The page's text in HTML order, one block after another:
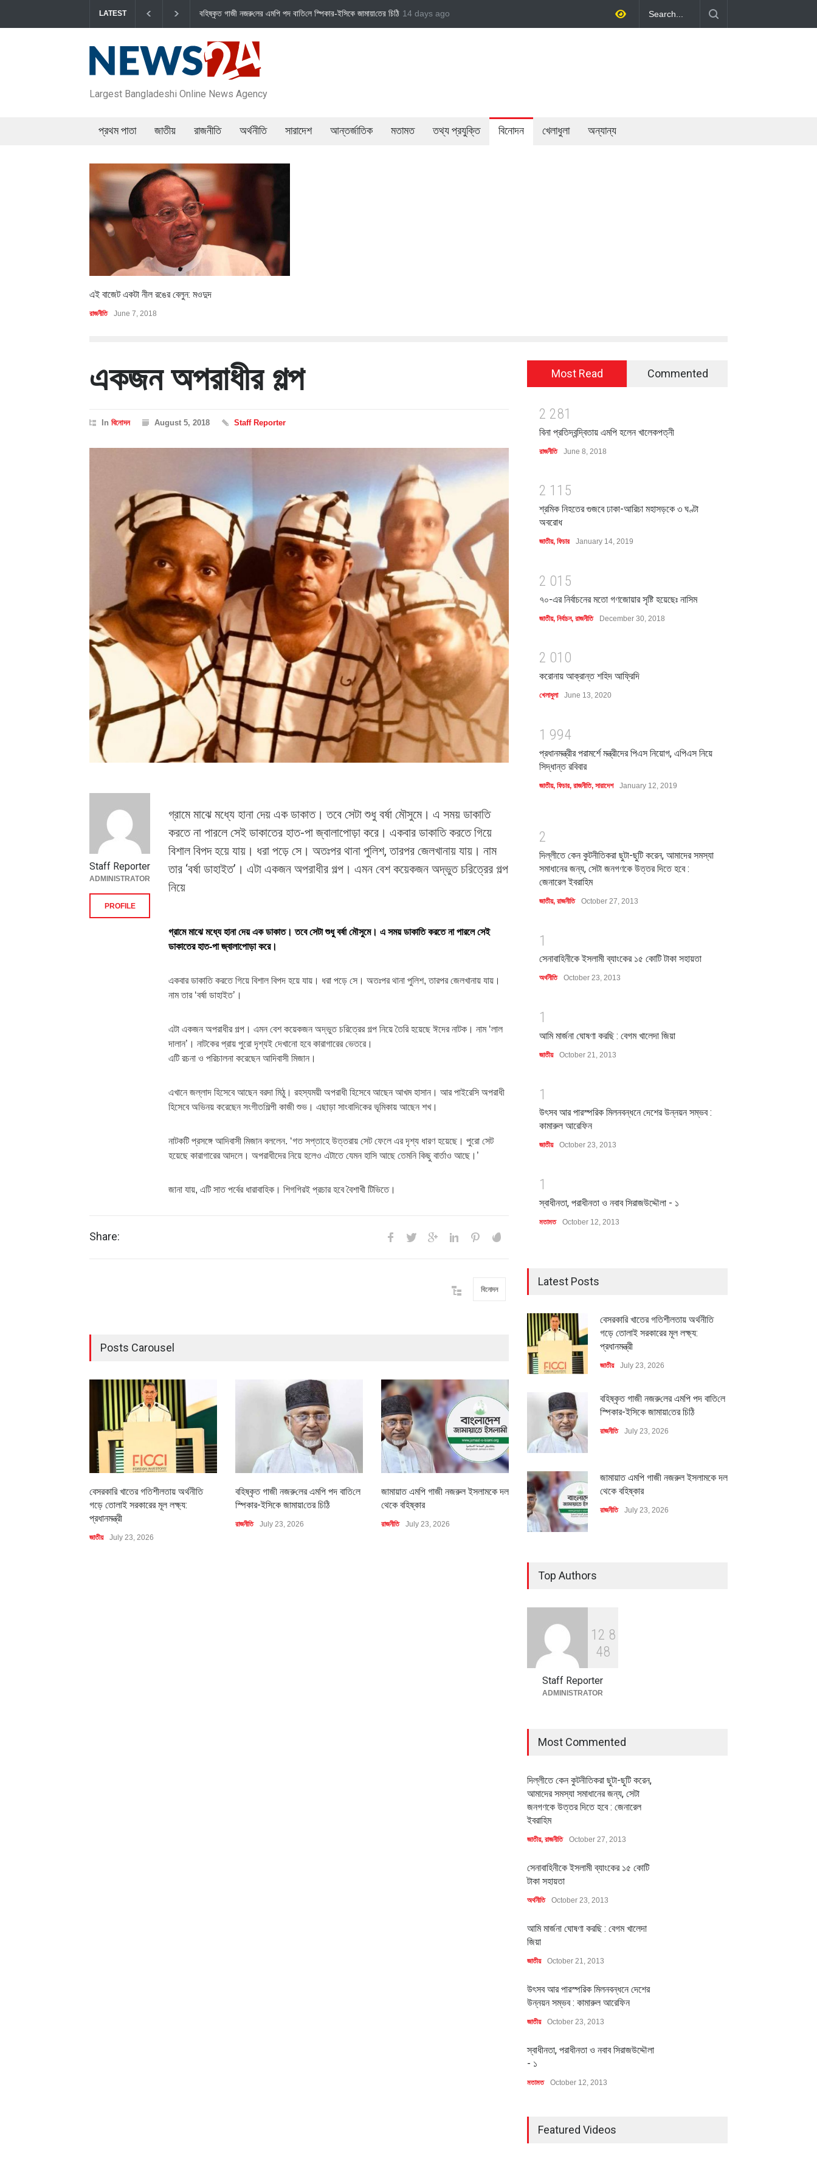
LATEST
বহিষ্কৃত গাজী নজরু‌লের এম‌পি পদ বা‌তি‌লে স্পিকার-ইসিকে জামায়া‌তের চি‌ঠি জামায়াত এমপি গাজী নজরুল ইসলামকে দল থেকে বহিষ্কার বেসরকারি খাতের গতিশীলতায় অর্থনীতি গড়ে তোলাই সরকারের মূল লক্ষ্য: প্রধানমন্ত্রী
14 days ago
Largest Bangladeshi Online News Agency
প্রথম পাতা জাতীয় রাজনীতি অর্থনীতি সারাদেশ আন্তর্জাতিক মতামত তথ্য প্রযুক্তি বিনোদন খেলাধুলা অন্যান্য
এই বাজেট একটা নীল রঙের বেলুন: মওদুদ
রাজনীতি June 7, 2018
একজন অপরাধীর গল্প
In বিনোদন August 5, 2018 Staff Reporter
গ্রামে মাঝে মধ্যে হানা দেয় এক ডাকাত। তবে সেটা শুধু বর্ষা মৌসুমে। এ সময় ডাকাতি
করতে না পারলে সেই ডাকাতের হাত-পা জ্বালাপোড়া করে। একবার ডাকাতি করতে গিয়ে
বিশাল বিপদ হয়ে যায়। ধরা পড়ে সে। অতঃপর থানা পুলিশ, তারপর জেলখানায় যায়। নাম
তার ‘বর্ষা ডাহাইত’। এটা একজন অপরাধীর গল্প। এমন বেশ কয়েকজন অদ্ভুত চরিত্রের গল্প
নিয়ে
গ্রামে মাঝে মধ্যে হানা দেয় এক ডাকাত। তবে সেটা শুধু বর্ষা মৌসুমে। এ সময় ডাকাতি করতে না পারলে সেই
ডাকাতের হাত-পা জ্বালাপোড়া করে।
একবার ডাকাতি করতে গিয়ে বিশাল বিপদ হয়ে যায়। ধরা পড়ে সে। অতঃপর থানা পুলিশ, তারপর জেলখানায় যায়।
নাম তার ‘বর্ষা ডাহাইত’।
এটা একজন অপরাধীর গল্প। এমন বেশ কয়েকজন অদ্ভুত চরিত্রের গল্প নিয়ে তৈরি হয়েছে ঈদের নাটক। নাম ‘লাল
দালান’। নাটকের প্রায় পুরো দৃশ্যই দেখানো হবে কারাগারের ভেতরে।
এটি রচনা ও পরিচালনা করেছেন আদিবাসী মিজান।
এখানে জল্লাদ হিসেবে আছেন বরদা মিঠু। রহস্যময়ী অপরাধী হিসেবে আছেন আখম হাসান। আর পাইরেসি অপরাধী
হিসেবে অভিনয় করেছেন সংগীতশিল্পী কাজী শুভ। এছাড়া সাংবাদিকের ভূমিকায় আছেন শখ।
নাটকটি প্রসঙ্গে আদিবাসী মিজান বললেন. ‘গত সপ্তাহে উত্তরায় সেট ফেলে এর দৃশ্য ধারণ হয়েছে। পুরো সেট
হয়েছে কারাগারের আদলে। অপরাধীদের নিয়ে হলেও এটাতে যেমন হাসি আছে তেমনি কিছু বার্তাও আছে।’
জানা যায়, এটি সাত পর্বের ধারাবাহিক। শিগগিরই প্রচার হবে বৈশাখী টিভিতে।
Staff Reporter
ADMINISTRATOR
PROFILE
Share:
বিনোদন
Posts Carousel
বেসরকারি খাতের গতিশীলতায় অর্থনীতি
গড়ে তোলাই সরকারের মূল লক্ষ্য:
প্রধানমন্ত্রী
জাতীয় July 23, 2026
বহিষ্কৃত গাজী নজরু‌লের এম‌পি পদ বা‌তি‌লে
স্পিকার-ইসিকে জামায়া‌তের চি‌ঠি
রাজনীতি July 23, 2026
জামায়াত এমপি গাজী নজরুল ইসলামকে দল
থেকে বহিষ্কার
রাজনীতি July 23, 2026
৪০০ মিলিয়ন ডলারের বিদেশি বিনিয়োগ
বাস্তবায়নের পথে
অর্থনীতি July 23, 2026
Most Read Commented
2 281
বিনা প্রতিদ্বন্দ্বিতায় এমপি হলেন খালেকপত্নী
রাজনীতি June 8, 2018
2 1 1 5
শ্রমিক নিহতের গুজবে ঢাকা-আরিচা মহাসড়কে ৩ ঘণ্টা
অবরোধ
জাতীয়, ফিচার January 14, 2019
2 01 5
৭০-এর নির্বাচনের মতো গণজোয়ার সৃষ্টি হয়েছেঃ নাসিম
জাতীয়, নির্বাচন, রাজনীতি December 30, 2018
2 01 0
করোনায় আক্রান্ত শহিদ আফ্রিদি
খেলাধুলা June 13, 2020
1 994
প্রধানমন্ত্রীর পরামর্শে মন্ত্রীদের পিএস নিয়োগ, এপিএস নিয়ে
সিদ্ধান্ত রবিবার
জাতীয়, ফিচার, রাজনীতি, সারাদেশ January 12, 2019
2
দিল্লীতে কেন কুটনীতিকরা ছুটা-ছুটি করেন, আমাদের সমস্যা
সমাধানের জন্য, সেটা জনগণকে উত্তর দিতে হবে :
জেনারেল ইবরাহিম
জাতীয়, রাজনীতি October 27, 2013
1
সেনাবাহিনীকে ইসলামী ব্যাংকের ১৫ কোটি টাকা সহায়তা
অর্থনীতি October 23, 2013
1
আমি মার্জনা ঘোষণা করছি : বেগম খালেদা জিয়া
জাতীয় October 21, 2013
1
উৎসব আর পারস্পরিক মিলনবন্ধনে দেশের উন্নয়ন সম্ভব :
কামারুল আরেফিন
জাতীয় October 23, 2013
1
স্বাধীনতা, পরাধীনতা ও নবাব সিরাজউদ্দৌলা - ১
মতামত October 12, 2013
Latest Posts
বেসরকারি খাতের গতিশীলতায় অর্থনীতি
গড়ে তোলাই সরকারের মূল লক্ষ্য:
প্রধানমন্ত্রী
জাতীয় July 23, 2026
বহিষ্কৃত গাজী নজরু‌লের এম‌পি পদ বা‌তি‌লে
স্পিকার-ইসিকে জামায়া‌তের চি‌ঠি
রাজনীতি July 23, 2026
জামায়াত এমপি গাজী নজরুল ইসলামকে দল
থেকে বহিষ্কার
রাজনীতি July 23, 2026
বৈশ্বিক প্রতিযোগিতা সক্ষমতা বাড়াতে
পোশাক শিল্পে নতুন উদ্যোগ
Top Authors
1 2 8
48
Staff Reporter
ADMINISTRATOR
Most Commented
দিল্লীতে কেন কুটনীতিকরা ছুটা-ছুটি করেন,
আমাদের সমস্যা সমাধানের জন্য, সেটা
জনগণকে উত্তর দিতে হবে : জেনারেল
ইবরাহিম
জাতীয়, রাজনীতি October 27, 2013
সেনাবাহিনীকে ইসলামী ব্যাংকের ১৫ কোটি
টাকা সহায়তা
অর্থনীতি October 23, 2013
আমি মার্জনা ঘোষণা করছি : বেগম খালেদা
জিয়া
জাতীয় October 21, 2013
উৎসব আর পারস্পরিক মিলনবন্ধনে দেশের
উন্নয়ন সম্ভব : কামারুল আরেফিন
জাতীয় October 23, 2013
স্বাধীনতা, পরাধীনতা ও নবাব সিরাজউদ্দৌলা
- ১
মতামত October 12, 2013
Featured Videos